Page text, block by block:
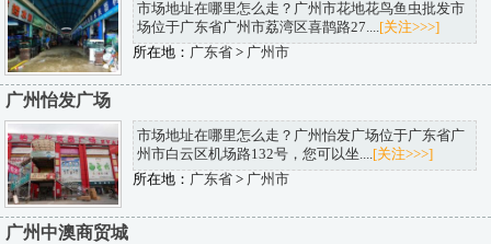
市场地址在哪里怎么走？广州市花地花鸟鱼虫批发市
场位于广东省广州市荔湾区喜鹊路27....[关注>>>]
所在地： 广东省> 广州市
广州怡发广场
市场地址在哪里怎么走？广州怡发广场位于广东省广
州市白云区机场路132号，您可以坐....[关注>>>]
所在地： 广东省> 广州市
广州中澳商贸城